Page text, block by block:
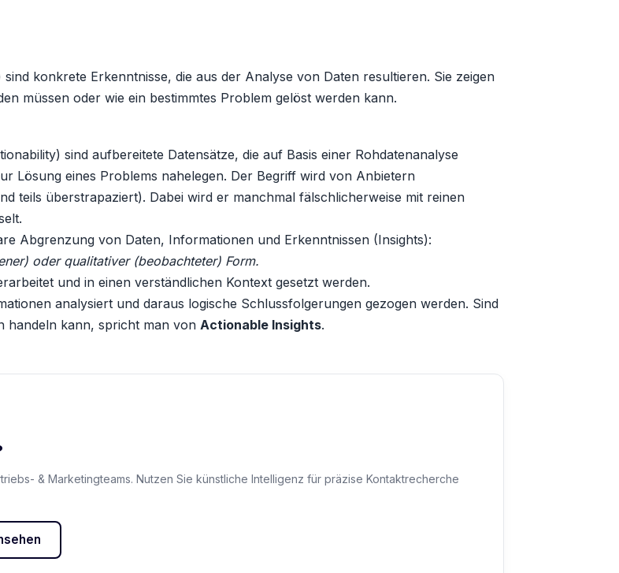
konkrete Erkenntnisse, die aus der Analyse von Daten resultieren. Sie zeigen
müssen oder wie ein bestimmtes Problem gelöst werden kann.
sind aufbereitete Datensätze, die auf Basis einer Rohdatenanalyse
Lösung eines Problems nahelegen. Der Begriff wird von Anbietern
teils überstrapaziert). Dabei wird er manchmal fälschlicherweise mit reinen
Abgrenzung von Daten, Informationen und Erkenntnissen (Insights):
oder qualitativer (beobachteter) Form.
und in einen verständlichen Kontext gesetzt werden.
analysiert und daraus logische Schlussfolgerungen gezogen werden. Sind
handeln kann, spricht man von Actionable Insights.
& Marketingteams. Nutzen Sie künstliche Intelligenz für präzise Kontaktrecherche